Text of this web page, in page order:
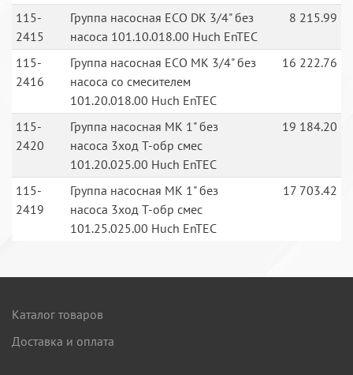
115-
2415
Группа насосная ECO DK 3/4" без
насоса 101.10.018.00 Huch EnTEC
8 215.99
115-
2416
Группа насосная ECO MK 3/4" без
насоса со смесителем
101.20.018.00 Huch EnTEC
16 222.76
115-
2420
Группа насосная MK 1" без
насоса 3ход Т-обр смес
101.20.025.00 Huch EnTEC
19 184.20
115-
2419
Группа насосная MK 1" без
насоса 3ход Т-обр смес
101.25.025.00 Huch EnTEC
17 703.42
Каталог товаров
Доставка и оплата